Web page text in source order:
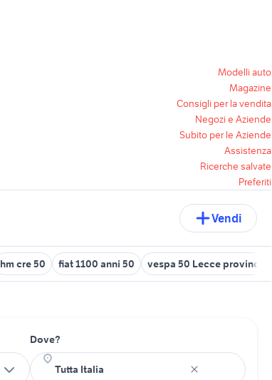
Modelli auto
Magazine
Consigli per la vendita
Negozi e Aziende
Subito per le Aziende
Assistenza
Ricerche salvate
Preferiti
Vendi
hm cre 50 fiat 1100 anni 50 vespa 50 Lecce provincia
Dove?